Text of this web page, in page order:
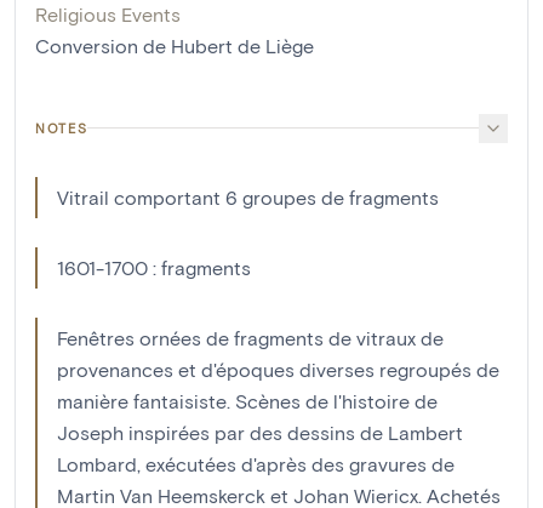
Religious Events
Conversion de Hubert de Liège
NOTES
Vitrail comportant 6 groupes de fragments
1601-1700 : fragments
Fenêtres ornées de fragments de vitraux de
provenances et d'époques diverses regroupés de
manière fantaisiste. Scènes de l'histoire de
Joseph inspirées par des dessins de Lambert
Lombard, exécutées d'après des gravures de
Martin Van Heemskerck et Johan Wiericx. Achetés